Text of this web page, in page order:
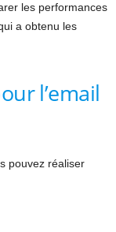
les performances
a obtenu les
l’email
pouvez réaliser